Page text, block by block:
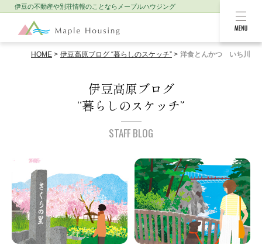
MENU
伊豆の不動産や別荘情報のことなら メープルハウジング
HOME 伊豆高原ブログ “暮らしのスケッチ” 洋食とんかつ いち川
伊豆高原ブログ
“暮らしのスケッチ”
STAFF BLOG